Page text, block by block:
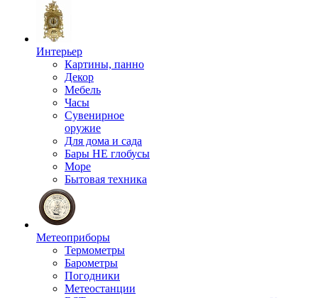
Интерьер
Картины, панно
Декор
Мебель
Часы
Сувенирное
оружие
Для дома и сада
Бары НЕ глобусы
Море
Бытовая техника
Метеоприборы
Термометры
Барометры
Погодники
Метеостанции